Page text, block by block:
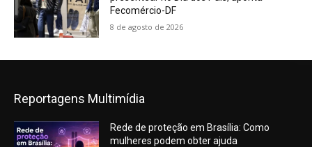
Fecomércio-DF
8 de agosto de 2026
Reportagens Multimídia
Rede de proteção em Brasília: Como
mulheres podem obter ajuda